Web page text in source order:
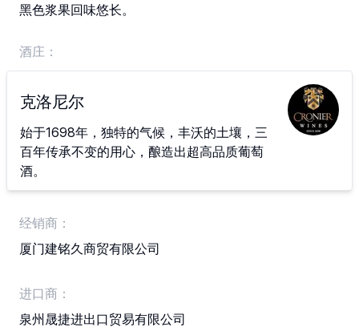
黑色浆果回味悠长。
酒庄：
克洛尼尔
始于1698年，独特的气候，丰沃的土壤，三
百年传承不变的用心，酿造出超高品质葡萄
酒。
经销商：
厦门建铭久商贸有限公司
进口商：
泉州晟捷进出口贸易有限公司